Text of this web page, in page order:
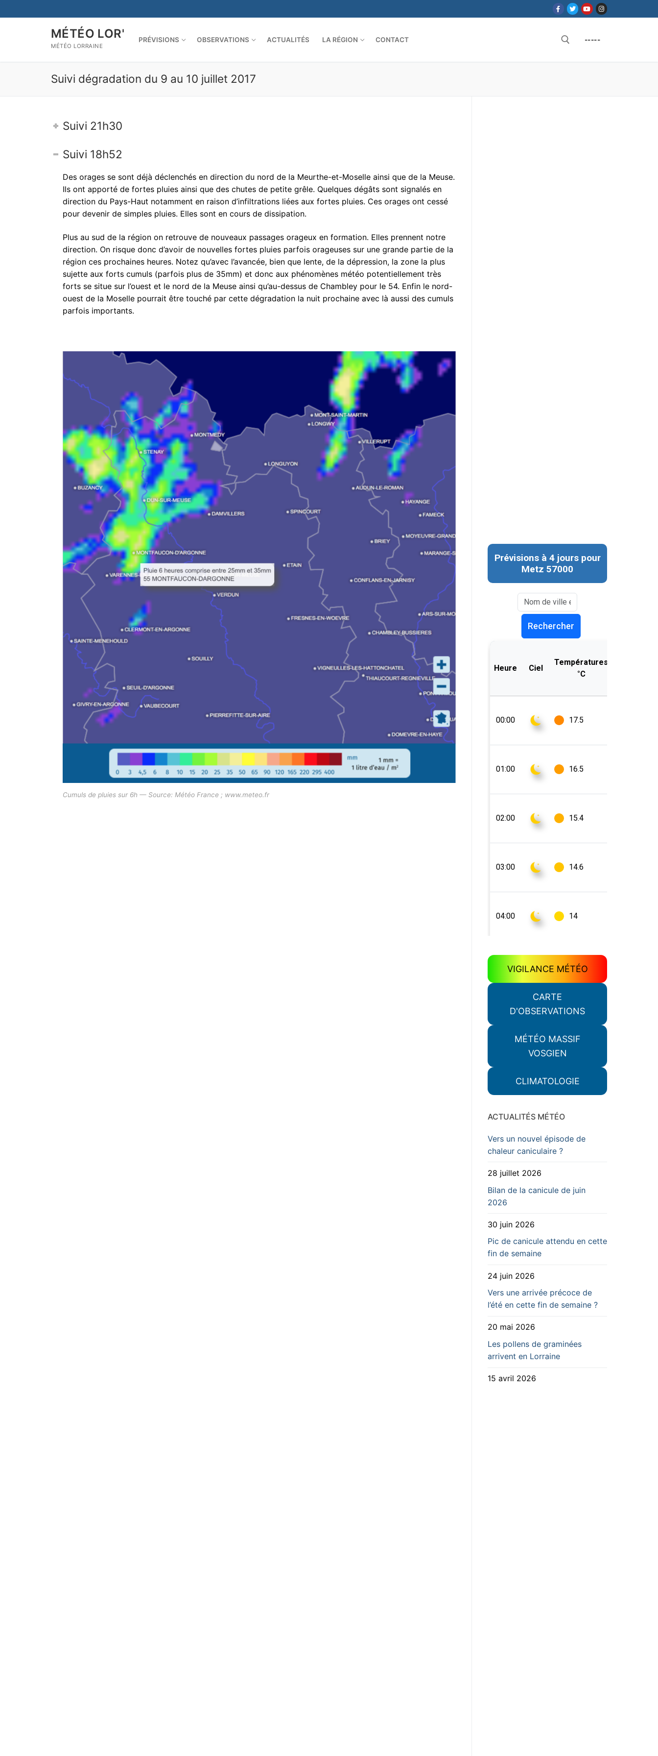
au
MÉTÉO LOR'
MÉTÉO LORRAINE
PRÉVISIONS OBSERVATIONS ACTUALITÉS LA RÉGION CONTACT -----
Suivi dégradation du 9 au 10 juillet 2017
Suivi 21h30
Suivi 18h52
Des orages se sont déjà déclenchés en direction du nord de la Meurthe-et-Moselle ainsi que de la Meuse.
Ils ont apporté de fortes pluies ainsi que des chutes de petite grêle. Quelques dégâts sont signalés en
direction du Pays-Haut notamment en raison d’infiltrations liées aux fortes pluies. Ces orages ont cessé
pour devenir de simples pluies. Elles sont en cours de dissipation.
Plus au sud de la région on retrouve de nouveaux passages orageux en formation. Elles prennent notre
direction. On risque donc d’avoir de nouvelles fortes pluies parfois orageuses sur une grande partie de la
région ces prochaines heures. Notez qu’avec l’avancée, bien que lente, de la dépression, la zone la plus
sujette aux forts cumuls (parfois plus de 35mm) et donc aux phénomènes météo potentiellement très
forts se situe sur l’ouest et le nord de la Meuse ainsi qu’au-dessus de Chambley pour le 54. Enfin le nord-
ouest de la Moselle pourrait être touché par cette dégradation la nuit prochaine avec là aussi des cumuls
parfois importants.
Cumuls de pluies sur 6h — Source: Météo France ; www.meteo.fr
VIGILANCE MÉTÉO
CARTE
D'OBSERVATIONS
MÉTÉO MASSIF
VOSGIEN
CLIMATOLOGIE
ACTUALITÉS MÉTÉO
Vers un nouvel épisode de
chaleur caniculaire ?
28 juillet 2026
Bilan de la canicule de juin
2026
30 juin 2026
Pic de canicule attendu en cette
fin de semaine
24 juin 2026
Vers une arrivée précoce de
l’été en cette fin de semaine ?
20 mai 2026
Les pollens de graminées
arrivent en Lorraine
15 avril 2026